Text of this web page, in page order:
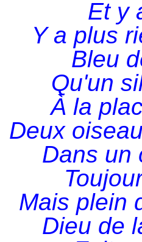
Et y
Y a plus
Bleu
Qu'un
À la
Deux
Dans un
Mais plein
Dieu de